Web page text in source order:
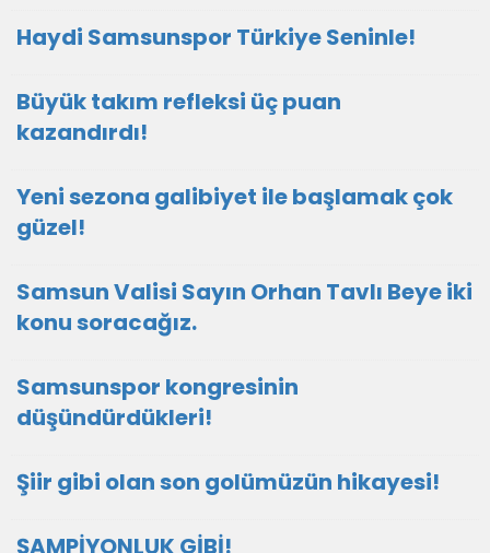
Haydi Samsunspor Türkiye Seninle!
Büyük takım refleksi üç puan
kazandırdı!
Yeni sezona galibiyet ile başlamak çok
güzel!
Samsun Valisi Sayın Orhan Tavlı Beye iki
konu soracağız.
Samsunspor kongresinin
düşündürdükleri!
Şiir gibi olan son golümüzün hikayesi!
ŞAMPİYONLUK GİBİ!